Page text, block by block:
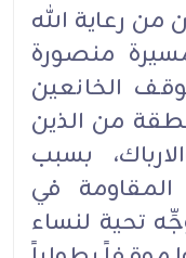
رعاية الله
منصورة
الخانعين
من الذين
بسبب
المقاومة في
تحية لنساء